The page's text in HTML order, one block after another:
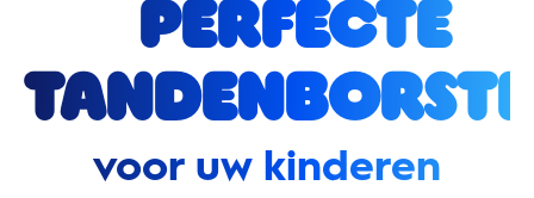
perfecte
voor uw kinderen